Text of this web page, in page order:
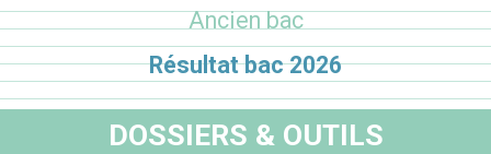
Ancien bac
Résultat bac 2026
DOSSIERS & OUTILS